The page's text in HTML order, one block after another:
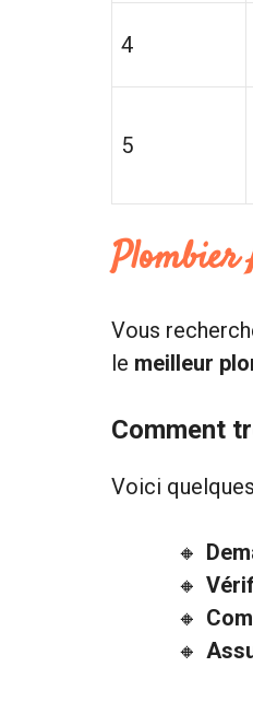
4
5
Plombier
Vous
le meilleur
Comment
Voici